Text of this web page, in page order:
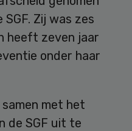
Zij was zes
heeft zeven jaar
onder haar
met het
de SGF uit te